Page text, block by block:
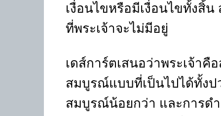
เงื่อนไขหรือมีเงื่อนไขทั้งสิ้น
ที่พระเจ้าจะไม่มีอยู่
เดส์การ์ตเสนอว่าพระเจ้า
สมบูรณ์แบบที่เป็นไปได้ทั้งป
สมบูรณ์น้อยกว่า และการด